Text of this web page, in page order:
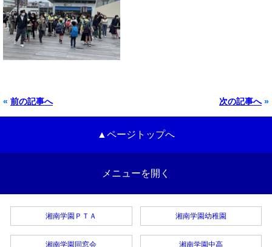
« 前の記事へ 次の記事へ»
▲ページトップへ
メニューを開く
湘南学園ＰＴＡ
湘南学園同窓会
湘南学園幼稚園
湘南学園中高